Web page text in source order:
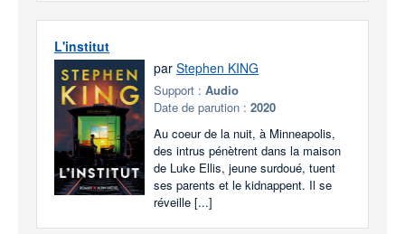
L'institut
par Stephen KING
Support : Audio
Date de parution : 2020
Au coeur de la nuit, à Minneapolis,
des intrus pénètrent dans la maison
de Luke Ellis, jeune surdoué, tuent
ses parents et le kidnappent. Il se
réveille [...]